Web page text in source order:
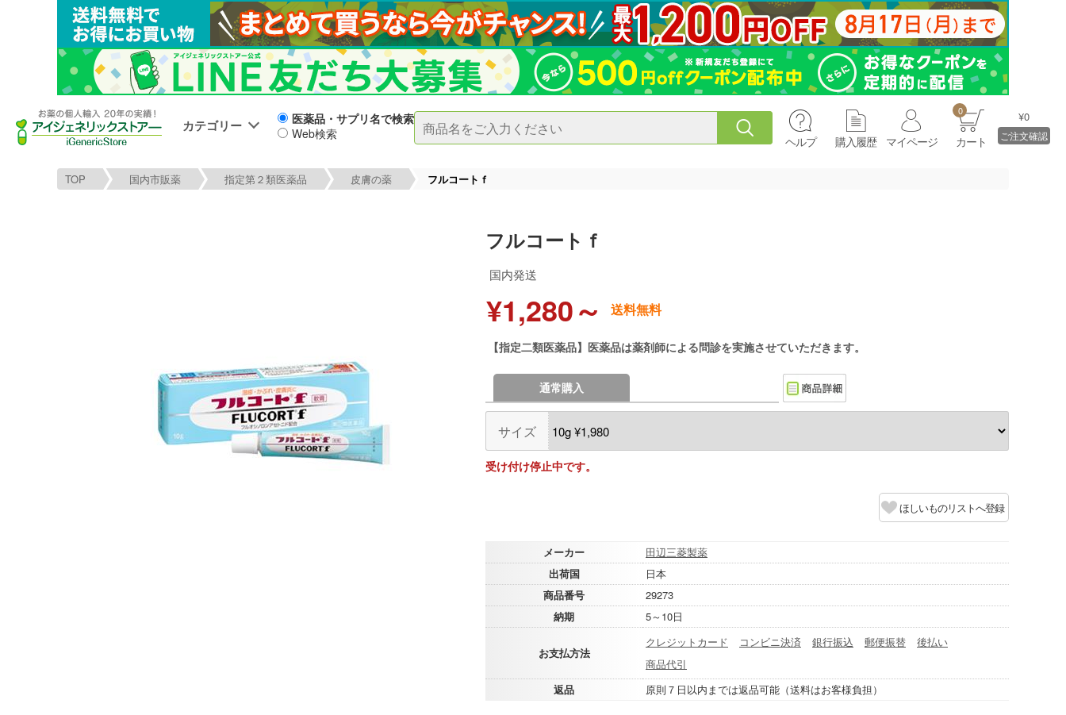
カテゴリー
医薬品・サプリ名で検索
Web検索
ヘルプ 購入履歴 マイページ
0
カート
¥0
ご注文確認
TOP 国内市販薬 指定第２類医薬品 皮膚の薬 フルコートｆ
フルコートｆ
国内発送
¥1,280～ 送料無料
【指定二類医薬品】医薬品は薬剤師による問診を実施させていただきます。
通常購入
サイズ
受け付け停止中です。
ほしいものリストへ登録
メーカー
田辺三菱製薬
出荷国
日本
商品番号
29273
納期
5～10日
お支払方法
クレジットカード コンビニ決済 銀行振込 郵便振替
後払い
商品代引
返品
原則７日以内までは返品可能（送料はお客様負担）